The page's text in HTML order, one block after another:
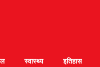
स्वास्थ्य इतिहास